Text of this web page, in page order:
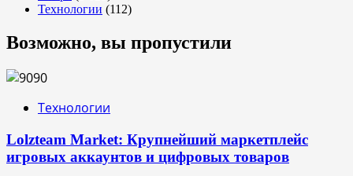
Технологии (112)
Возможно, вы пропустили
Технологии
Lolzteam Market: Крупнейший маркетплейс
игровых аккаунтов и цифровых товаров